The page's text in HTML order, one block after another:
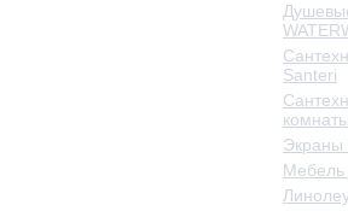
Santeri
Экраны
Мебель